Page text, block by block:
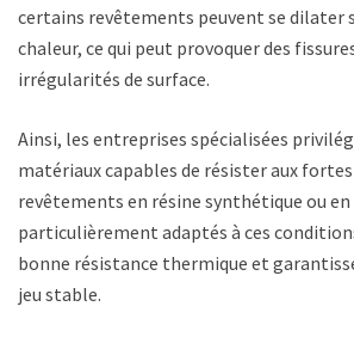
certains revêtements peuvent se dilater
chaleur, ce qui peut provoquer des
irrégularités de surface.
Ainsi, les entreprises spécialisées
matériaux capables de résister aux
revêtements en résine synthétique ou
particulièrement adaptés à ces
bonne résistance thermique et
jeu stable.